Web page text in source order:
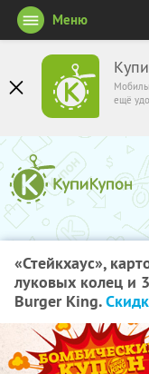
ещё
Меню
«Стейкхаус»,
луковых колец и
Burger King.